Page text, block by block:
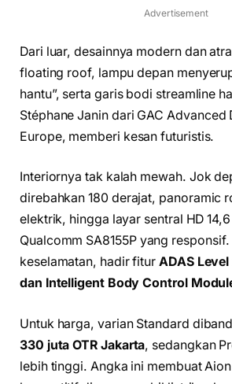
Advertisement
Dari luar, desainnya modern dan
floating roof, lampu depan
hantu”, serta garis bodi streamline
Stéphane Janin dari GAC Advanced
Europe, memberi kesan futuristis.
Interiornya tak kalah mewah. Jok
direbahkan 180 derajat, panoramic
elektrik, hingga layar sentral HD
Qualcomm SA8155P yang responsif.
keselamatan, hadir fiturADAS
dan Intelligent Body Control
Untuk harga, varian Standard
330 juta OTR Jakarta, sedangkan
lebih tinggi. Angka ini membuat